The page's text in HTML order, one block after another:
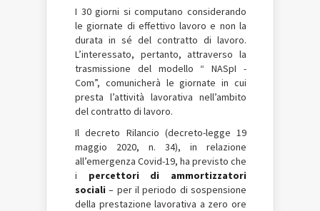
I 30 giorni si computano considerando
le giornate di effettivo lavoro e non la
durata in sé del contratto di lavoro.
L’interessato, pertanto, attraverso la
trasmissione del modello “NASpI -
Com”, comunicherà le giornate in cui
presta l’attività lavorativa nell’ambito
del contratto di lavoro.
Il decreto Rilancio (decreto-legge 19
maggio 2020, n. 34), in relazione
all’emergenza Covid-19, ha previsto che
i percettori di ammortizzatori
sociali– per il periodo di sospensione
della prestazione lavorativa a zero ore